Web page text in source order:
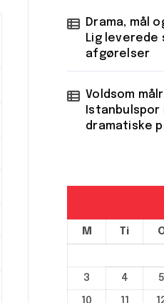
Drama, mål
Lig
afgørelser
Voldsom
dramatiske
M Ti
3
4 5